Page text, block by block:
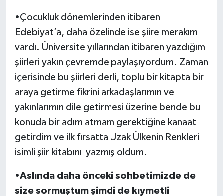
•Çocukluk dönemlerinden itibaren
Edebiyat’a, daha özelinde ise şiire merakım
vardı. Üniversite yıllarından itibaren yazdığım
şiirleri yakın çevremde paylaşıyordum. Zaman
içerisinde bu şiirleri derli, toplu bir kitapta bir
araya getirme fikrini arkadaşlarımın ve
yakınlarımın dile getirmesi üzerine bende bu
konuda bir adım atmam gerektiğine kanaat
getirdim ve ilk fırsatta Uzak Ülkenin Renkleri
isimli şiir kitabını yazmış oldum.
•Aslında daha önceki sohbetimizde de
size sormuştum şimdi de kıymetli